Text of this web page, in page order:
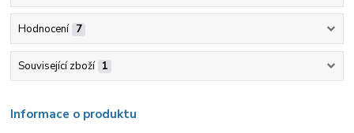
Hodnocení 7
Související zboží 1
Informace o produktu